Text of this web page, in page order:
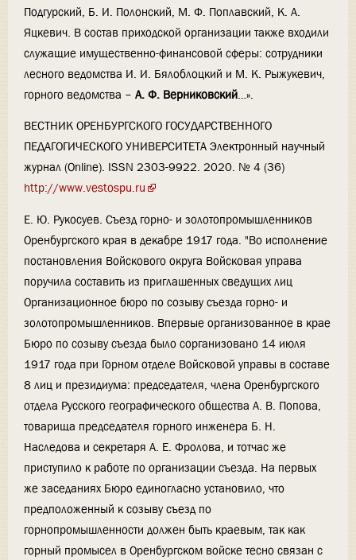
Подгурский, Б. И. Полонский, М. Ф. Поплавский, К. А.
Яцкевич. В состав приходской организации также входили
служащие имущественно-финансовой сферы: сотрудники
лесного ведомства И. И. Бялоблоцкий и М. К. Рыжукевич,
горного ведомства – А. Ф. Верниковский…».
ВЕСТНИК ОРЕНБУРГСКОГО ГОСУДАРСТВЕННОГО
ПЕДАГОГИЧЕСКОГО УНИВЕРСИТЕТА Электронный научный
журнал (Online). ISSN 2303-9922. 2020. № 4 (36)
http://www.vestospu.ru
Е. Ю. Рукосуев. Съезд горно- и золотопромышленников
Оренбургского края в декабре 1917 года. "Во исполнение
постановления Войскового округа Войсковая управа
поручила составить из приглашенных сведущих лиц
Организационное бюро по созыву съезда горно- и
золотопромышленников. Впервые организованное в крае
Бюро по созыву съезда было сорганизовано 14 июля
1917 года при Горном отделе Войсковой управы в составе
8 лиц и президиума: председателя, члена Оренбургского
отдела Русского географического общества А. В. Попова,
товарища председателя горного инженера Б. Н.
Наследова и секретаря А. Е. Фролова, и тотчас же
приступило к работе по организации съезда. На первых
же заседаниях Бюро единогласно установило, что
предположенный к созыву съезд по
горнопромышленности должен быть краевым, так как
горный промысел в Оренбургском войске тесно связан с